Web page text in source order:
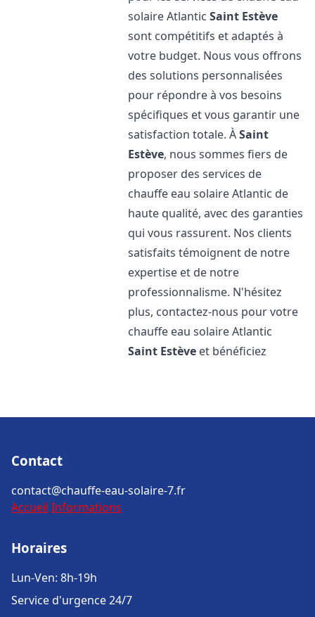
solaire AtlanticSaint Estève
sont compétitifs et adaptés à
votre budget. Nous vous offrons
des solutions personnalisées
pour répondre à vos besoins
spécifiques et vous garantir une
satisfaction totale. ÀSaint
Estève, nous sommes fiers de
proposer des services de
chauffe eau solaire Atlantic de
haute qualité, avec des garanties
qui vous rassurent. Nos clients
satisfaits témoignent de notre
expertise et de notre
professionnalisme. N'hésitez
plus, contactez-nous pour votre
chauffe eau solaire Atlantic
Saint Estève et bénéficiez
Contact
contact@chauffe-eau-solaire-7.fr
Accueil Informations
Horaires
Lun-Ven: 8h-19h
Service d'urgence 24/7